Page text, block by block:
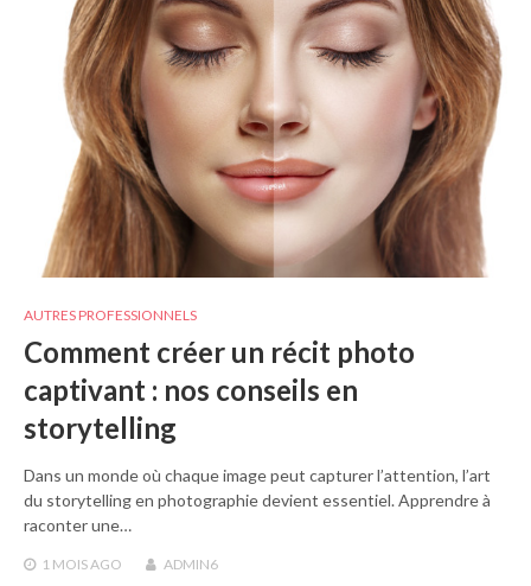
AUTRES PROFESSIONNELS
Comment créer un récit photo
captivant : nos conseils en
storytelling
Dans un monde où chaque image peut capturer l’attention, l’art
du storytelling en photographie devient essentiel. Apprendre à
raconter une…
1 MOISAGO ADMIN6